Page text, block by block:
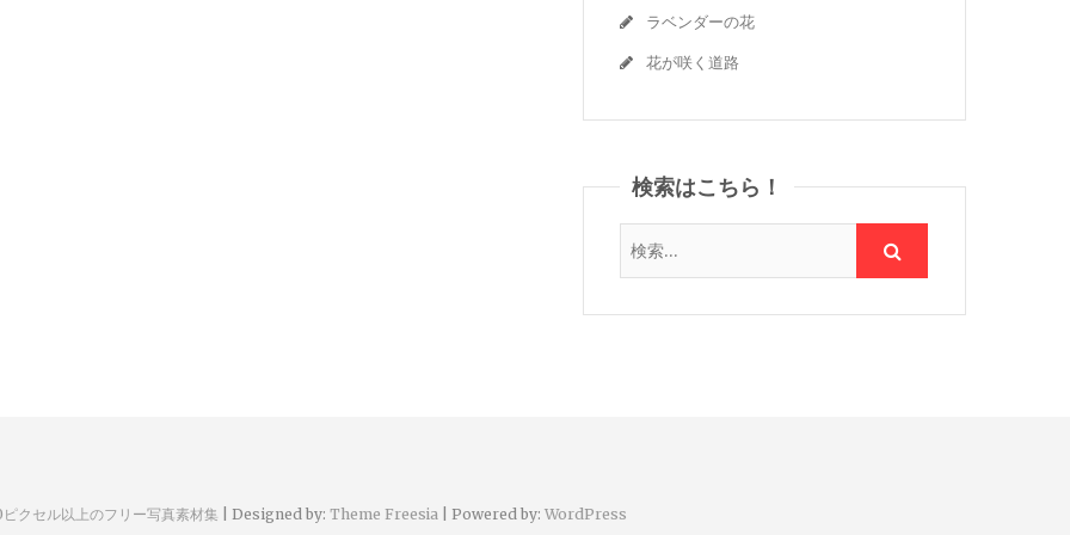
ラベンダーの花
花が咲く道路
検索はこちら！
クセル以上のフリー写真素材集 | Designed by: Theme Freesia| Powered by: WordPress